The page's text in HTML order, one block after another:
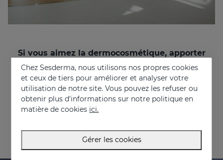
Si vous aimez la dermocosmétique, apporter
vous souhaitez travailler dans un
environnement multinational et multiculturel,
rejoignez-nous !
recruitment@sesderma.com
Chez Sesderma, nous utilisons nos propres cookies
et ceux de tiers pour améliorer et analyser votre
utilisation de notre site. Vous pouvez les refuser ou
obtenir plus d'informations sur notre politique en
matière de cookies ici.
Gérer les cookies